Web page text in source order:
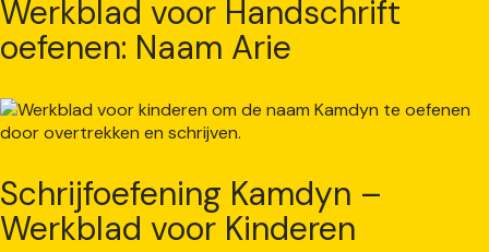
Werkblad voor Handschrift
oefenen: Naam Arie
Schrijfoefening Kamdyn –
Werkblad voor Kinderen